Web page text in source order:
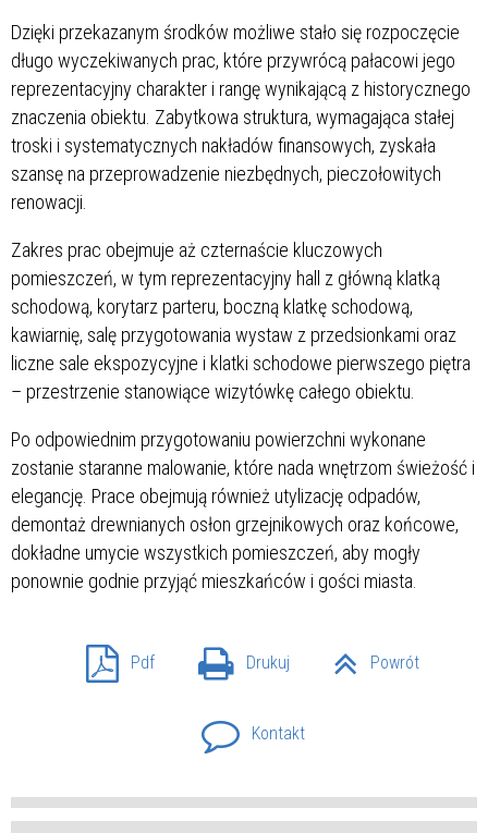
Dzięki przekazanym środków możliwe stało się rozpoczęcie
długo wyczekiwanych prac, które przywrócą pałacowi jego
reprezentacyjny charakter i rangę wynikającą z historycznego
znaczenia obiektu. Zabytkowa struktura, wymagająca stałej
troski i systematycznych nakładów finansowych, zyskała
szansę na przeprowadzenie niezbędnych, pieczołowitych
renowacji.
Zakres prac obejmuje aż czternaście kluczowych
pomieszczeń, w tym reprezentacyjny hall z główną klatką
schodową, korytarz parteru, boczną klatkę schodową,
kawiarnię, salę przygotowania wystaw z przedsionkami oraz
liczne sale ekspozycyjne i klatki schodowe pierwszego piętra
– przestrzenie stanowiące wizytówkę całego obiektu.
Po odpowiednim przygotowaniu powierzchni wykonane
zostanie staranne malowanie, które nada wnętrzom świeżość i
elegancję. Prace obejmują również utylizację odpadów,
demontaż drewnianych osłon grzejnikowych oraz końcowe,
dokładne umycie wszystkich pomieszczeń, aby mogły
ponownie godnie przyjąć mieszkańców i gości miasta.
Pdf Drukuj Powrót
Kontakt